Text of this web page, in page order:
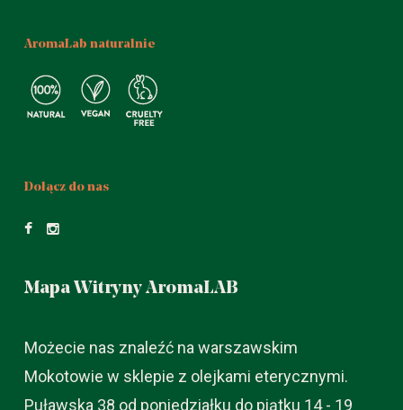
AromaLab naturalnie
Dołącz do nas
Mapa Witryny AromaLAB
Możecie nas znaleźć na warszawskim
Mokotowie w sklepie z olejkami eterycznymi.
Puławska 38 od poniedziałku do piątku 14 - 19